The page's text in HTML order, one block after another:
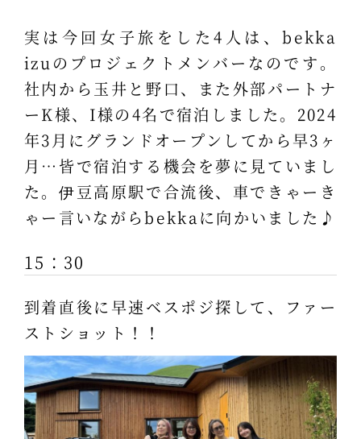
実は今回女子旅をした4人は、bekka
izuのプロジェクトメンバーなのです。
社内から玉井と野口、また外部パートナ
ーK様、I様の4名で宿泊しました。2024
年3月にグランドオープンしてから早3ヶ
月…皆で宿泊する機会を夢に見ていまし
た。伊豆高原駅で合流後、車できゃーき
ゃー言いながらbekkaに向かいました♪
15：30
到着直後に早速ベスポジ探して、ファー
ストショット！！